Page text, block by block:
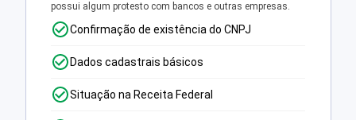
possui algum protesto com bancos e outras empresas.
Confirmação de existência do CNPJ
Dados cadastrais básicos
Situação na Receita Federal